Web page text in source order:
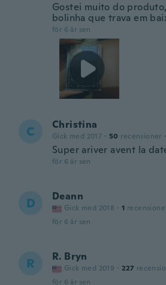
Gostei muito do
bolinha que trava em
för 6 år sen
C Christina
Gick med 2017 · 50 recensioner ·
Super ariver avent la
för 6 år sen
D Deann
Gick med 2018 · 1
för 6 år sen
R R. Bryn
Gick med 2019 · 227
för 6 år sen